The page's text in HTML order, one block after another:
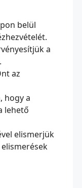
belül
a
az
hogy a
lehető
elismerjük